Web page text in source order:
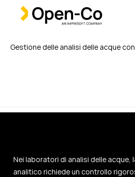
Gestione delle analisi delle acque
Nei laboratori di analisi delle acque,
analitico richiede un controllo